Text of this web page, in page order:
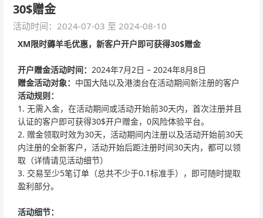
30$赠金
活动时间：2024-07-03 至 2024-08-10
XM限时薅羊毛优惠，新客户开户即可获得30$赠金
开户赠金活动时间： 2024年7月2日 – 2024年8月8日
赠金活动对象： 中国大陆以及港澳台在活动期间新注册的客户
活动规则：
1. 无需入金，在活动期间或活动开始前30天内，首次注册并且
认证的客户即可获得30$开户赠金，0风险体验平台。
2. 赠金领取时效为30天，活动期间内注册以及活动开始前30天
内注册的全新客户，活动开始后距注册时间30天内，都可以领
取（详情请见活动细节）
3. 交易至少5笔订单（总共不少于0.1标准手），即可随时提取
盈利部分。
活动细节：